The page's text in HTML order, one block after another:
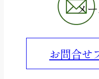
メ
お問合せ